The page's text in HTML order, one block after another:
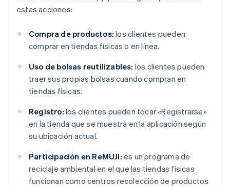
estas acciones:
Compra de productos: los clientes pueden
comprar en tiendas físicas o en línea.
Uso de bolsas reutilizables: los clientes pueden
traer sus propias bolsas cuando compran en
tiendas físicas.
Registro: los clientes pueden tocar «Registrarse»
en la tienda que se muestra en la aplicación según
su ubicación actual.
Participación en ReMUJI: es un programa de
reciclaje ambiental en el que las tiendas físicas
funcionan como centros recolección de productos